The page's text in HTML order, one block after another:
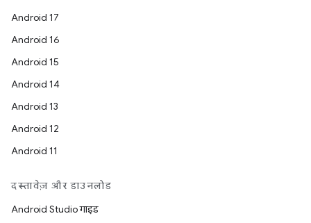
Android 17
Android 16
Android 15
Android 14
Android 13
Android 12
Android 11
दस्तावेज़ और डाउनलोड
Android Studio गाइड